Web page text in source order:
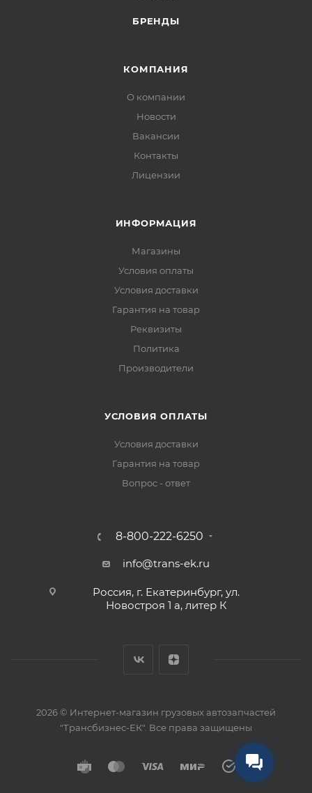
БРЕНДЫ
КОМПАНИЯ
О компании
Новости
Вакансии
Контакты
Лицензии
ИНФОРМАЦИЯ
Магазины
Условия оплаты
Условия доставки
Гарантия на товар
Реквизиты
Политика
Производители
УСЛОВИЯ ОПЛАТЫ
Условия доставки
Гарантия на товар
Вопрос - ответ
8-800-222-6250
info@trans-ek.ru
Россия, г. Екатеринбург, ул.
Новостроя 1 а, литер К
2026 © Интернет-магазин грузовых автозапчастей
"Трансбизнес-ЕК". Все права защищены